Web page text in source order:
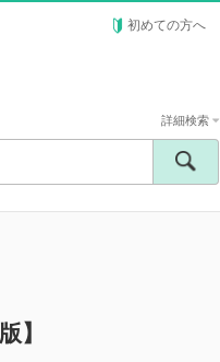
初めての方へ
詳細検索
】